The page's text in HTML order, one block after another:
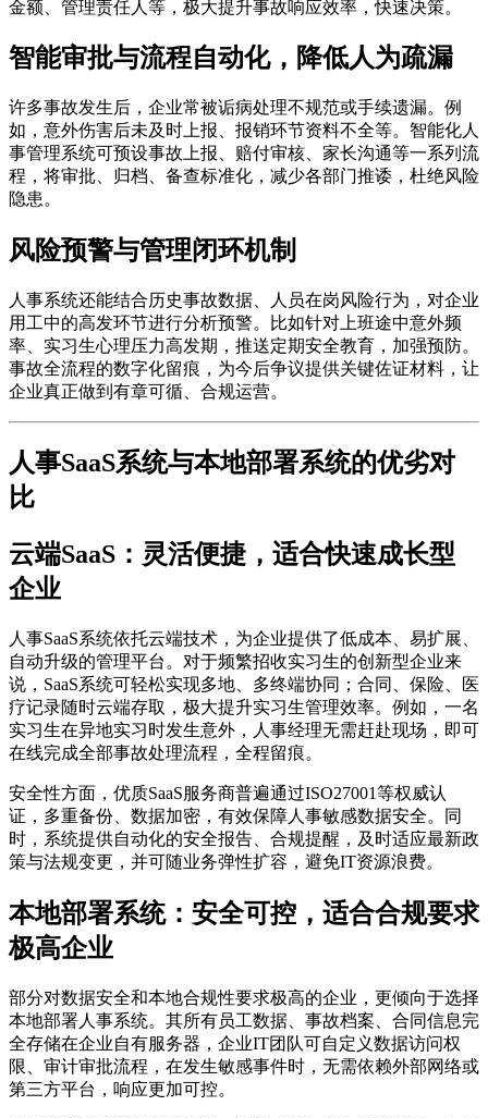
金额、管理责任人等，极大提升事故响应效率，快速决策。
智能审批与流程自动化，降低人为疏漏
许多事故发生后，企业常被诟病处理不规范或手续遗漏。例
如，意外伤害后未及时上报、报销环节资料不全等。智能化人
事管理系统可预设事故上报、赔付审核、家长沟通等一系列流
程，将审批、归档、备查标准化，减少各部门推诿，杜绝风险
隐患。
风险预警与管理闭环机制
人事系统还能结合历史事故数据、人员在岗风险行为，对企业
用工中的高发环节进行分析预警。比如针对上班途中意外频
率、实习生心理压力高发期，推送定期安全教育，加强预防。
事故全流程的数字化留痕，为今后争议提供关键佐证材料，让
企业真正做到有章可循、合规运营。
人事SaaS系统与本地部署系统的优劣对
比
云端SaaS：灵活便捷，适合快速成长型
企业
人事SaaS系统依托云端技术，为企业提供了低成本、易扩展、
自动升级的管理平台。对于频繁招收实习生的创新型企业来
说，SaaS系统可轻松实现多地、多终端协同；合同、保险、医
疗记录随时云端存取，极大提升实习生管理效率。例如，一名
实习生在异地实习时发生意外，人事经理无需赶赴现场，即可
在线完成全部事故处理流程，全程留痕。
安全性方面，优质SaaS服务商普遍通过ISO27001等权威认
证，多重备份、数据加密，有效保障人事敏感数据安全。同
时，系统提供自动化的安全报告、合规提醒，及时适应最新政
策与法规变更，并可随业务弹性扩容，避免IT资源浪费。
本地部署系统：安全可控，适合合规要求
极高企业
部分对数据安全和本地合规性要求极高的企业，更倾向于选择
本地部署人事系统。其所有员工数据、事故档案、合同信息完
全存储在企业自有服务器，企业IT团队可自定义数据访问权
限、审计审批流程，在发生敏感事件时，无需依赖外部网络或
第三方平台，响应更加可控。